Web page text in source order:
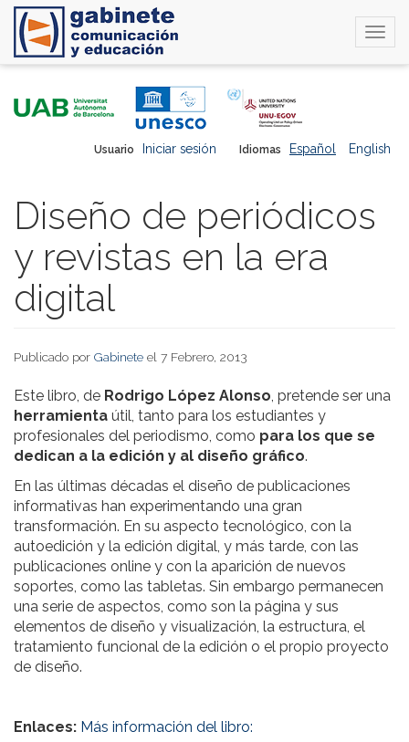
Idiomas Español English
Usuario Iniciar sesión
Diseño de periódicos
y revistas en la era
digital
Publicado por Gabinete el 7 Febrero, 2013
Este libro, de Rodrigo López Alonso, pretende ser una
herramienta útil, tanto para los estudiantes y
profesionales del periodismo, como para los que se
dedican a la edición y al diseño gráfico.
En las últimas décadas el diseño de publicaciones
informativas han experimentando una gran
transformación. En su aspecto tecnológico, con la
autoedición y la edición digital, y más tarde, con las
publicaciones online y con la aparición de nuevos
soportes, como las tabletas. Sin embargo permanecen
una serie de aspectos, como son la página y sus
elementos de diseño y visualización, la estructura, el
tratamiento funcional de la edición o el propio proyecto
de diseño.
Enlaces: Más información del libro: